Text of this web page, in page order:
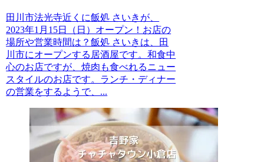
田川市法光寺近くに飯処 さいきが、
2023年1月15日（日）オープン！お店の
場所や営業時間は？飯処 さいきは、田
川市にオープンする居酒屋です。和食中
心のお店ですが、焼肉も食べれるニュー
スタイルのお店です。ランチ・ディナー
の営業をするようで、...